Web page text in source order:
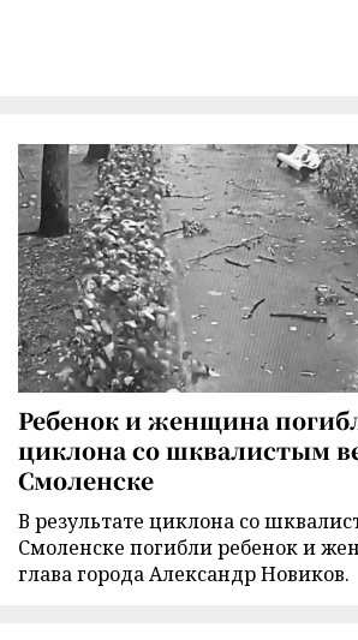
Ребенок и женщина
циклона со шквалистым
Смоленске
В результате циклона со
Смоленске погибли ребенок и
глава города Александр Новиков.